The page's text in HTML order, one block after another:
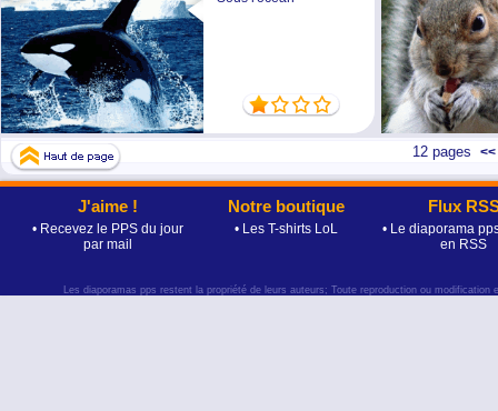
12 pages
Flux
• Le diaporama
en RSS
Notre boutique
• Les T-shirts LoL
J'aime !
• Recevez le PPS du jour
par mail
Les diaporamas pps restent la propriété de leurs auteurs; Toute reproduction ou